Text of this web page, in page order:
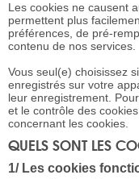
Les cookies ne causent
permettent plus
préférences, de pré-
contenu de nos services.
Vous seul(e) choisissez
enregistrés sur votre
leur enregistrement.
et le contrôle des
concernant les cookies.
QUELS SONT LES
1/ Les cookies